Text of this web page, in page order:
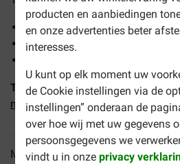
producten en aanbiedingen
en onze advertenties beter
interesses.
U kunt op elk moment uw
de Cookie instellingen via de
instellingen” onderaan de
over hoe wij met uw gegevens
persoonsgegevens we
vindt u in onzeprivacy
Voor een mooie glanzende
Ondersteunt de spijsvertering
Tip:Combineer dit droogvoer met
natvoer in gravy (85 g)
Meer informatie